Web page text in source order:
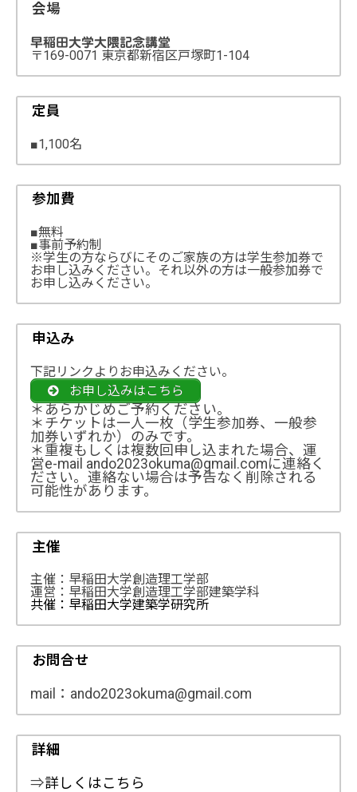
会場
早稲田大学大隈記念講堂
〒169-0071 東京都新宿区戸塚町1-104
定員
■1,100名
参加費
■無料
■事前予約制
※学生の方ならびにそのご家族の方は学生参加券で
お申し込みください。それ以外の方は一般参加券で
お申し込みください。
申込み
下記リンクよりお申込みください。
お申し込みはこちら
＊あらかじめご予約ください。
＊チケットは一人一枚（学生参加券、一般参
加券いずれか）のみです。
＊重複もしくは複数回申し込まれた場合、運
営e-mail ando2023okuma@gmail.comに連絡く
ださい。連絡ない場合は予告なく削除される
可能性があります。
主催
主催：早稲田大学創造理工学部
運営：早稲田大学創造理工学部建築学科
共催：早稲田大学建築学研究所
お問合せ
mail：ando2023okuma@gmail.com
詳細
⇒詳しくはこちら